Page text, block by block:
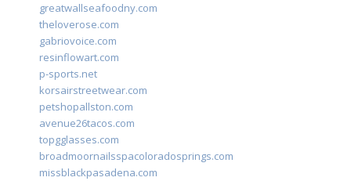
greatwallseafoodny.com
theloverose.com
gabriovoice.com
resinflowart.com
p-sports.net
korsairstreetwear.com
petshopallston.com
avenue26tacos.com
topgglasses.com
broadmoornailsspacoloradosprings.com
missblackpasadena.com